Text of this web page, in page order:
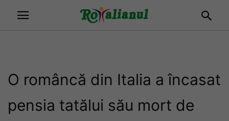
O româncă din Italia a încasat
pensia tatălui său mort de